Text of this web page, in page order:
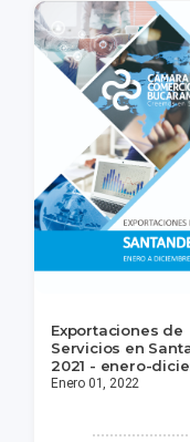
Exportaciones de
Servicios en
2021 - enero-
Enero 01, 2022